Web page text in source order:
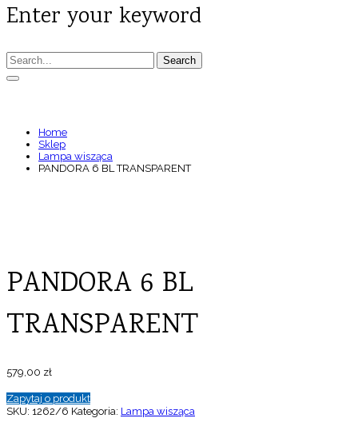
Enter your keyword
Search
Home
Sklep
Lampa wisząca
PANDORA 6 BL TRANSPARENT
PANDORA 6 BL
TRANSPARENT
579,00 zł
Zapytaj o produkt
SKU: 1262/6 Kategoria: Lampa wisząca